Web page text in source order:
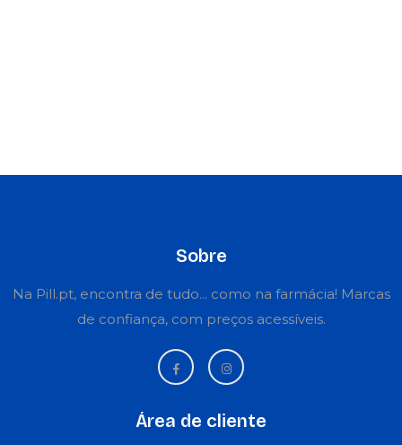
Sobre
Na Pill.pt, encontra de tudo... como na farmácia! Marcas
de confiança, com preços acessíveis.
Área de cliente